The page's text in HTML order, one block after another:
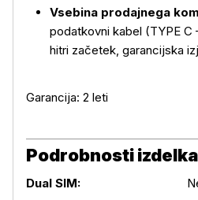
Vsebina prodajnega
podatkovni kabel (TYPE C
hitri začetek, garancijska
Garancija: 2 leti
Podrobnosti izdelka
Dual SIM: